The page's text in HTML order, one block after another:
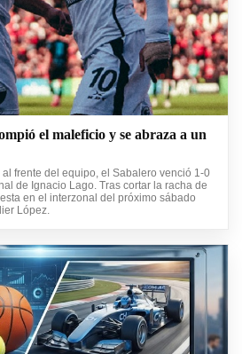
el maleficio y se abraza a un
frente del equipo, el Sabalero venció 1-0
de Ignacio Lago. Tras cortar la racha de
en el interzonal del próximo sábado
López.